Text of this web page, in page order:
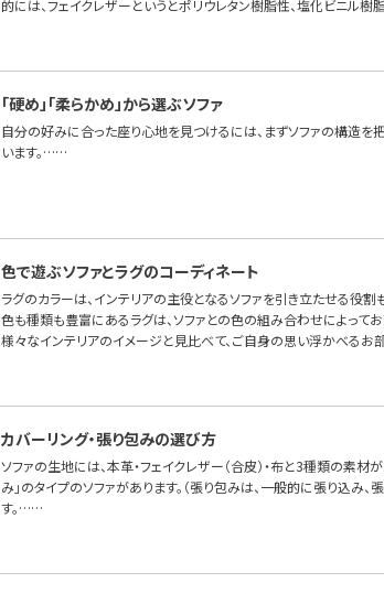
的には、フェイクレザーというとポリウレタン樹脂性、塩化ビニル
「硬め」「柔らかめ」から選ぶソファ
自分の好みに合った座り心地を見つけるには、まずソファの構造
います。……
色で遊ぶソファとラグのコーディネート
ラグのカラーは、インテリアの主役となるソファを引き立たせる役割
色も種類も豊富にあるラグは、ソファとの色の組み合わせによって
様々なインテリアのイメージと見比べて、ご自身の思い浮かべるお
カバーリング・張り包みの選び方
ソファの生地には、本革・フェイクレザー（合皮）・布と3種類の素材
み」のタイプのソファがあります。（張り包みは、一般的に張り込み
す。……